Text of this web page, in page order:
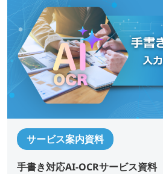
サービス案内資料
手書き対応AI-OCRサービス資料